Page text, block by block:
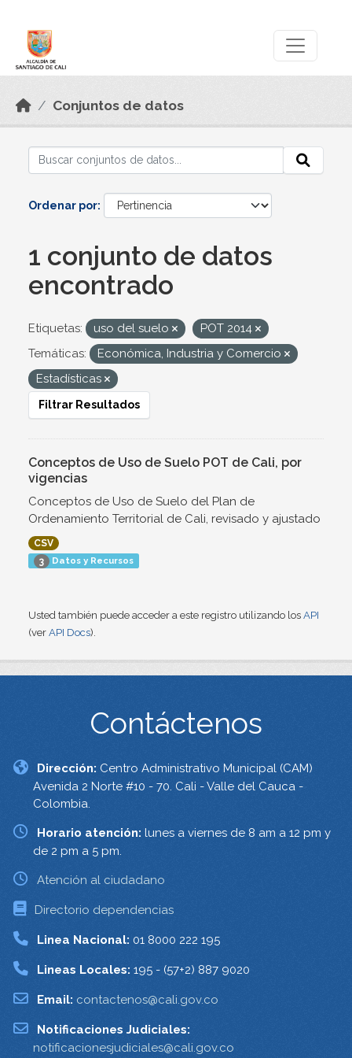
Conjuntos de datos
Ordenar por
1 conjunto de datos
encontrado
Etiquetas: uso del suelo
POT 2014
Temáticas:
Económica, Industria y Comercio
Estadísticas
Filtrar Resultados
Conceptos de Uso de Suelo POT de Cali, por
vigencias
Conceptos de Uso de Suelo del Plan de
Ordenamiento Territorial de Cali, revisado y ajustado
CSV
3 Datos y Recursos
Usted también puede acceder a este registro utilizando los API
(ver API Docs).
Contáctenos
Dirección: Centro Administrativo Municipal (CAM)
Avenida 2 Norte #10 - 70. Cali - Valle del Cauca -
Colombia.
Horario atención: lunes a viernes de 8 am a 12 pm y
de 2 pm a 5 pm.
Atención al ciudadano
Directorio dependencias
Linea Nacional: 01 8000 222 195
Lineas Locales: 195 - (57+2) 887 9020
Email: contactenos@cali.gov.co
Notificaciones Judiciales:
notificacionesjudiciales@cali.gov.co